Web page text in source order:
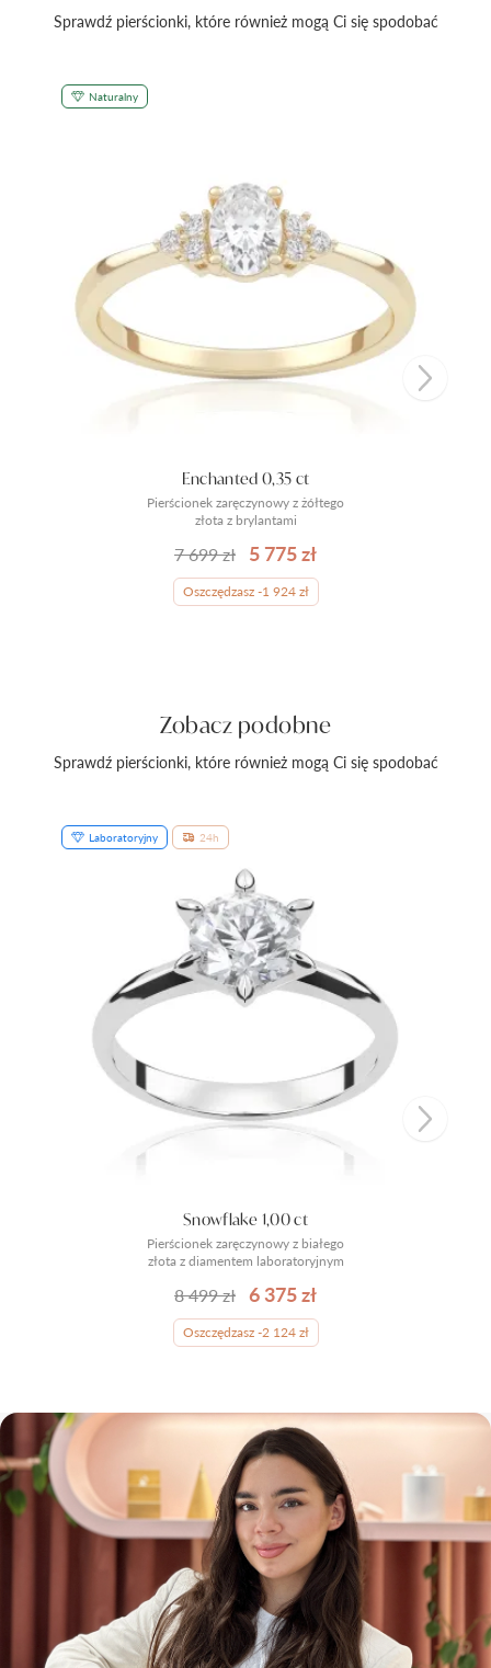
Sprawdź pierścionki, które również mogą Ci się spodobać
Naturalny
Pierścionek zaręczynowy z żółtego
złota z brylantami
Enchanted 0,35 ct
7 699 zł 5 775 zł
Oszczędzasz -1 924 zł
Zobacz podobne
Sprawdź pierścionki, które również mogą Ci się spodobać
Laboratoryjny 24h
Pierścionek zaręczynowy z białego
złota z diamentem laboratoryjnym
Snowflake 1,00 ct
8 499 zł 6 375 zł
Oszczędzasz -2 124 zł